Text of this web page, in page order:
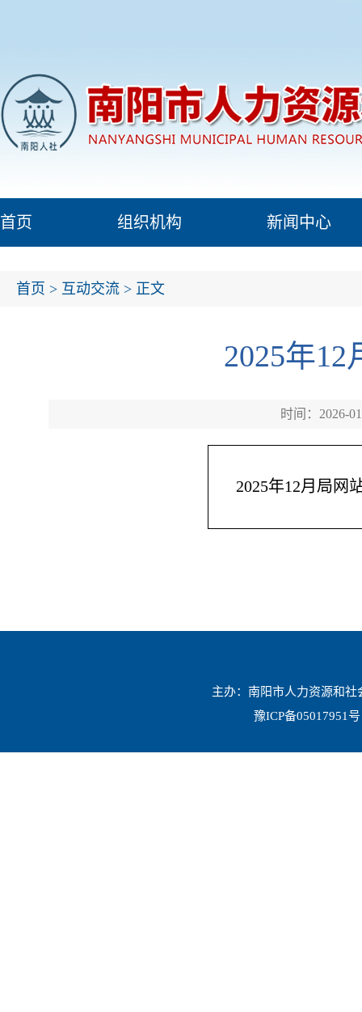
首页 组织机构 新闻中心
首页 > 互动交流 > 正文
2025年
时间：2026-
2025年12月局网
主办：南阳市人力资源和
豫ICP备05017951号